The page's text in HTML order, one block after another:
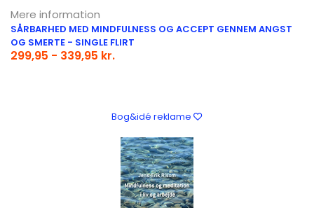
Mere information
SÅRBARHED MED MINDFULNESS OG ACCEPT GENNEM ANGST
OG SMERTE - SINGLE FLIRT
299,95 - 339,95 kr.
Bog&idé reklame